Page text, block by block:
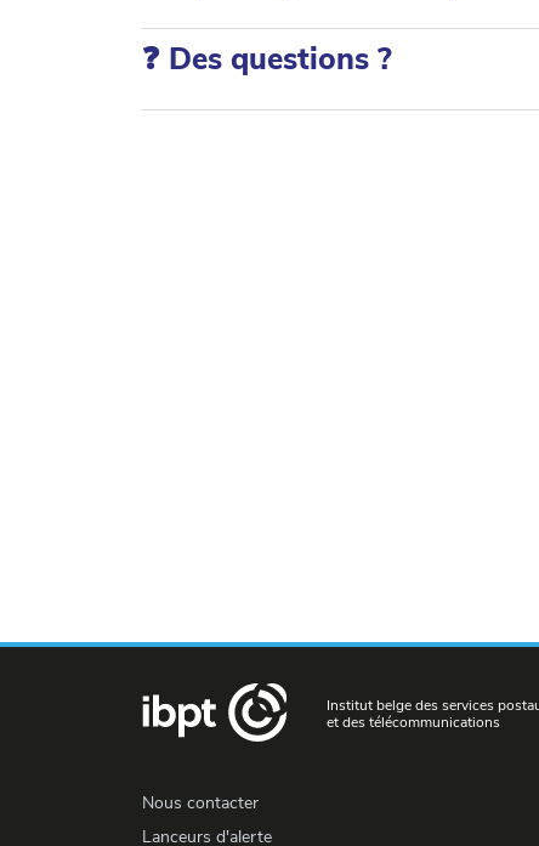
❓ Des questions ?
Institut belge des services
et des télécommunications
Nous contacter
Lanceurs d'alerte